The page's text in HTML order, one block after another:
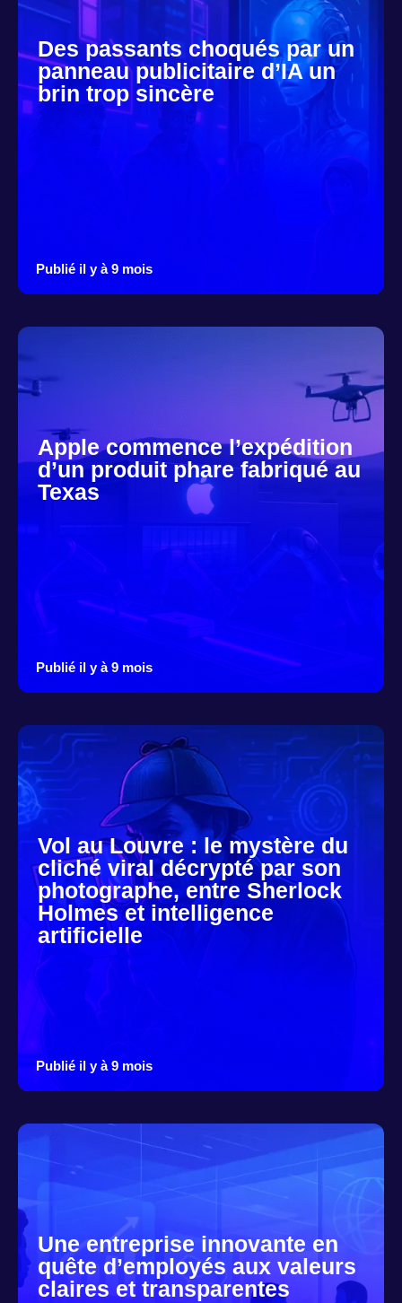
Des passants choqués par un
panneau publicitaire d’IA un
brin trop sincère
Publié il y à 9 mois
Apple commence l’expédition
d’un produit phare fabriqué au
Texas
Publié il y à 9 mois
Vol au Louvre : le mystère du
cliché viral décrypté par son
photographe, entre Sherlock
Holmes et intelligence
artificielle
Publié il y à 9 mois
Une entreprise innovante en
quête d’employés aux valeurs
claires et transparentes